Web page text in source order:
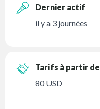
Dernier actif
il y a 3 journées
Tarifs à partir de
80 USD